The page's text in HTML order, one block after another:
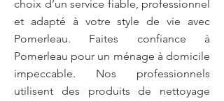
choix d’un service fiable, professionnel
et adapté à votre style de vie avec
Pomerleau. Faites confiance à
Pomerleau pour un ménage à domicile
impeccable. Nos professionnels
utilisent des produits de nettoyage